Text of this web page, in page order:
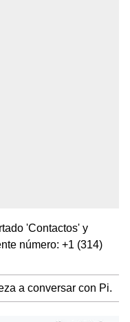
'Contactos' y
número: +1 (314)
a conversar con Pi.